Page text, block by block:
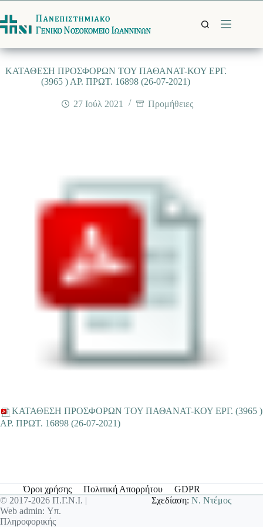
στο
περιεχόμενο
ΚΑΤΑΘΕΣΗ ΠΡΟΣΦΟΡΩΝ ΤΟΥ ΠΑΘΑΝΑΤ-ΚΟΥ ΕΡΓ.
(3965 ) ΑΡ. ΠΡΩΤ. 16898 (26-07-2021)
27 Ιούλ 2021 Προμήθειες
ΚΑΤΑΘΕΣΗ ΠΡΟΣΦΟΡΩΝ ΤΟΥ ΠΑΘΑΝΑΤ-ΚΟΥ ΕΡΓ. (3965 )
ΑΡ. ΠΡΩΤ. 16898 (26-07-2021)
Όροι χρήσης Πολιτική Απορρήτου
GDPR
© 2017-2026 Π.Γ.Ν.Ι. |
Web admin: Υπ.
Πληροφορικής
Σχεδίαση:Ν. Ντέμος